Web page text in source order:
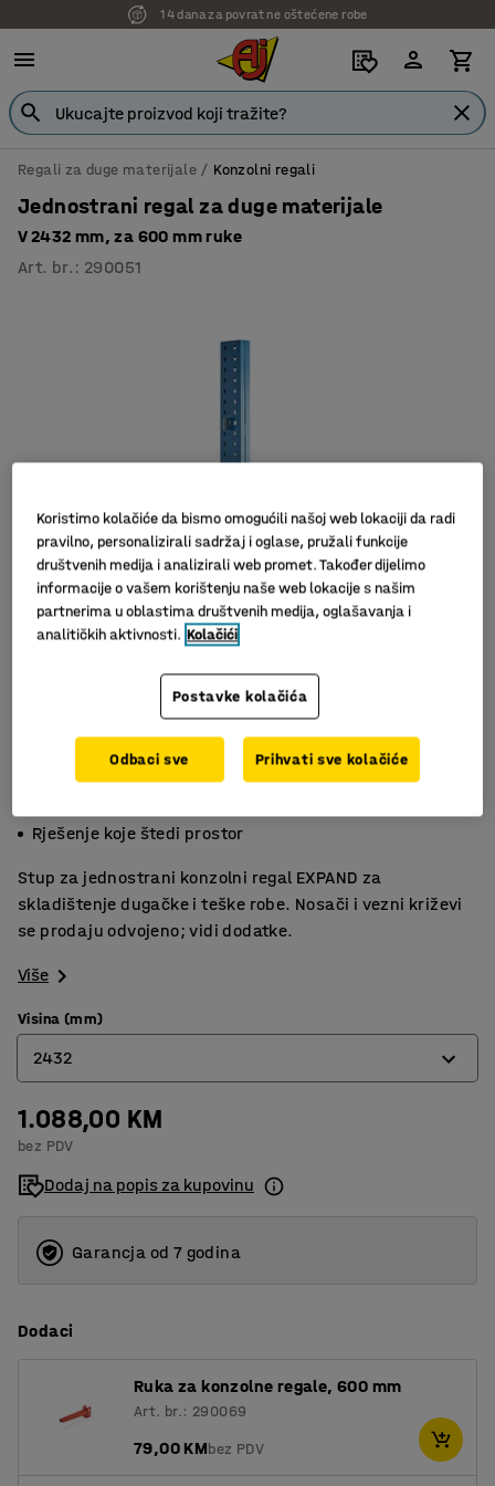
14 dana za povrat ne oštećene robe
Regali za duge materijale Konzolni regali
Jednostrani regal za duge materijale
V 2432 mm, za 600 mm ruke
Art. br. : 290051
Slični proizvodi
Za dulje, teške terete
Rješenje koje štedi prostor
Stup za jednostrani konzolni regal EXPAND za
skladištenje dugačke i teške robe. Nosači i vezni križevi
se prodaju odvojeno; vidi dodatke.
Više
Visina (mm)
2432
2432
2964
3952
1.088,00 KM
bez PDV
Dodaj na popis za kupovinu
Garancja od 7 godina
Dodaci
Ruka za konzolne regale, 600 mm
Art. br.: 290069
79,00 KMbez PDV
Koristimo kolačiće da bismo omogućili našoj web lokaciji da radi
pravilno, personalizirali sadržaj i oglase, pružali funkcije
društvenih medija i analizirali web promet. Također dijelimo
informacije o vašem korištenju naše web lokacije s našim
partnerima u oblastima društvenih medija, oglašavanja i
analitičkih aktivnosti. Kolačići
Postavke kolačića
Odbaci sve Prihvati sve kolačiće